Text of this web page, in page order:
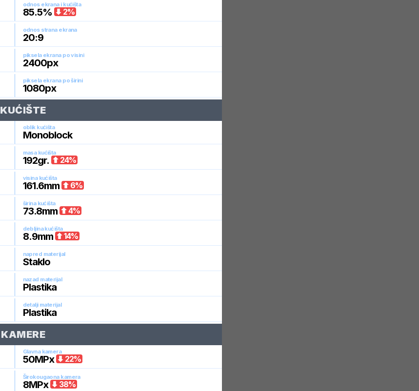
odnos ekrana i kućišta
85.5% 2%
odnos strana ekrana
20:9
piksela ekrana po visini
2400px
piksela ekrana po širini
1080px
KUĆIŠTE
oblik kućišta
Monoblock
masa kućišta
192gr. 24%
visina kućišta
161.6mm 6%
širina kućišta
73.8mm 4%
debljina kućišta
8.9mm 14%
napred materijal
Staklo
nazad materijal
Plastika
detalji materijal
Plastika
KAMERE
Glavna kamera
50MPx 22%
Širokougaona kamera
8MPx 38%